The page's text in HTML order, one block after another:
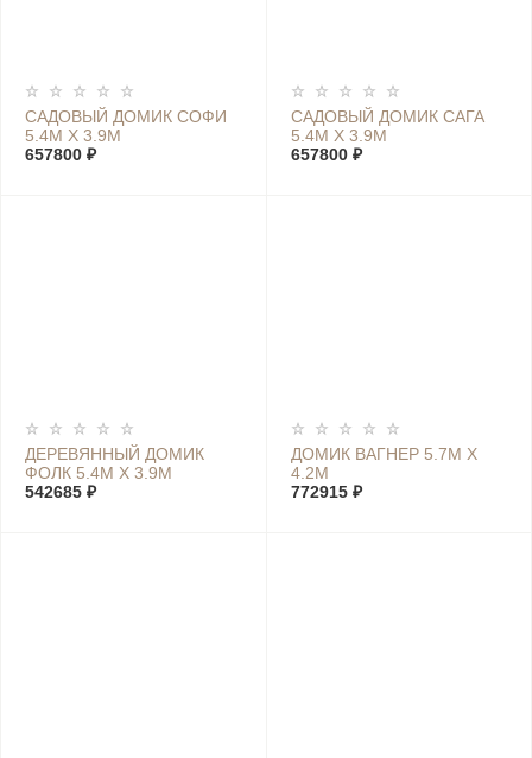
САДОВЫЙ ДОМИК СОФИ
5.4М Х 3.9М
657800 ₽
САДОВЫЙ ДОМИК САГА
5.4М Х 3.9М
657800 ₽
ДЕРЕВЯННЫЙ ДОМИК
ФОЛК 5.4М Х 3.9М
542685 ₽
ДОМИК ВАГНЕР 5.7М Х
4.2М
772915 ₽